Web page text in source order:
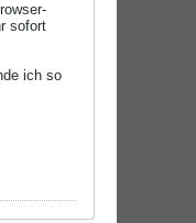
sofort
ich so